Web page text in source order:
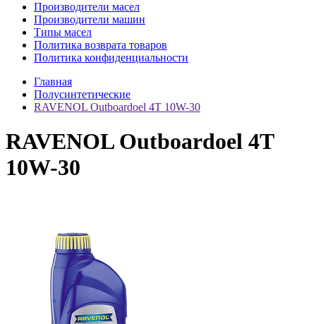
Производители масел
Производители машин
Типы масел
Политика возврата товаров
Политика конфиденциальности
Главная
Полусинтетические
RAVENOL Outboardoel 4T 10W-30
RAVENOL Outboardoel 4T
10W-30